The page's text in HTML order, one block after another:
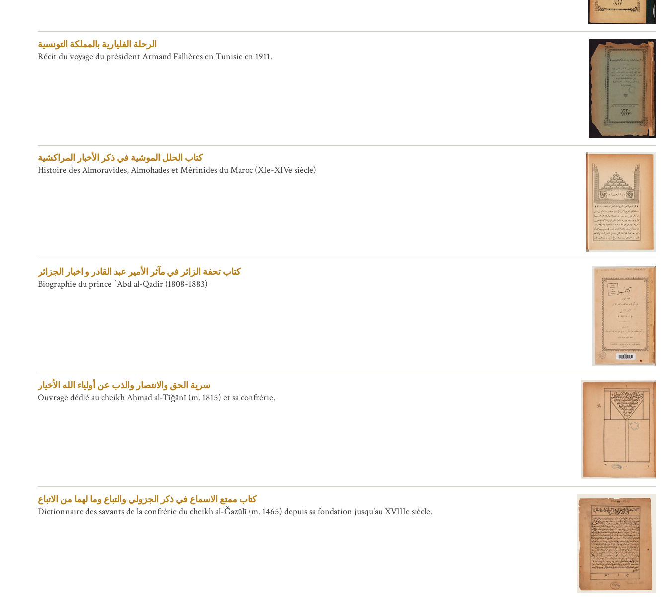
الرحلة الفليارية بالمملكة التونسية
Récit du voyage du président Armand Fallières en Tunisie en 1911.
كتاب الحلل الموشية في ذكر الأخبار المراكشية
Histoire des Almoravides, Almohades et Mérinides du Maroc (XIe-XIVe siècle)
كتاب تحفة الزائر في مآثر الأمير عبد القادر و اخبار الجزائر
Biographie du prince ʿAbd al-Qādir (1808-1883)
سرية الحق والانتصار والذب عن أولياء الله الأخيار
Ouvrage dédié au cheikh Aḥmad al-Tīǧānī (m. 1815) et sa confrérie.
كتاب ممتع الاسماع في ذكر الجزولي والتباع وما لهما من الاتباع
Dictionnaire des savants de la confrérie du cheikh al-Ǧazūlī (m. 1465) depuis sa fondation jusqu’au XVIIIe siècle.